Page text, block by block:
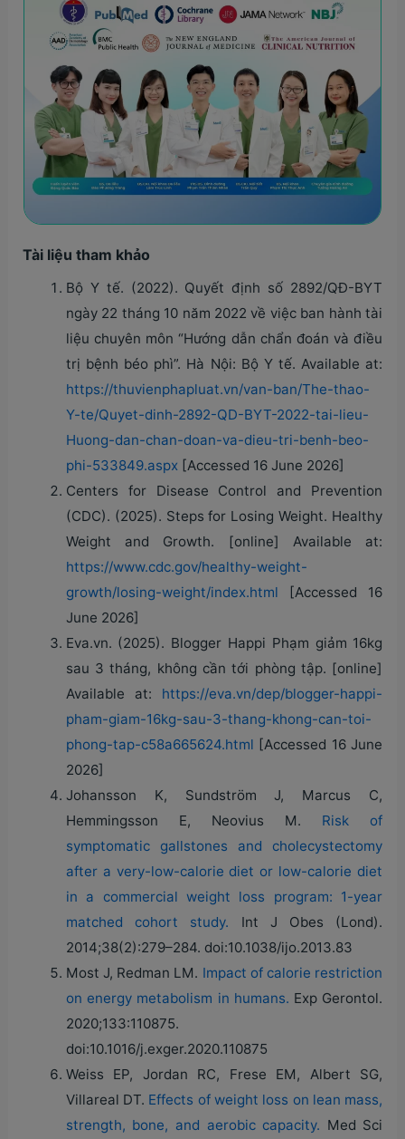
Tài liệu tham khảo
Bộ Y tế. (2022). Quyết định số 2892/QĐ-BYT
ngày 22 tháng 10 năm 2022 về việc ban hành tài
liệu chuyên môn “Hướng dẫn chẩn đoán và điều
trị bệnh béo phì”. Hà Nội: Bộ Y tế. Available at:
https://thuvienphapluat.vn/van-ban/The-thao-
Y-te/Quyet-dinh-2892-QD-BYT-2022-tai-lieu-
Huong-dan-chan-doan-va-dieu-tri-benh-beo-
phi-533849.aspx [Accessed 16 June 2026]
Centers for Disease Control and Prevention
(CDC). (2025). Steps for Losing Weight. Healthy
Weight and Growth. [online] Available at:
https://www.cdc.gov/healthy-weight-
growth/losing-weight/index.html
[Accessed 16
June 2026]
Eva.vn. (2025). Blogger Happi Phạm giảm 16kg
sau 3 tháng, không cần tới phòng tập. [online]
Available at: https://eva.vn/dep/blogger-happi-
pham-giam-16kg-sau-3-thang-khong-can-toi-
phong-tap-c58a665624.html [Accessed 16 June
2026]
Johansson K, Sundström J, Marcus C,
Hemmingsson E, Neovius M. Risk of
symptomatic gallstones and cholecystectomy
after a very-low-calorie diet or low-calorie diet
in a commercial weight loss program: 1-year
matched cohort study. Int J Obes (Lond).
2014;38(2):279–284. doi:10.1038/ijo.2013.83
Most J, Redman LM. Impact of calorie restriction
on energy metabolism in humans. Exp Gerontol.
2020;133:110875.
doi:10.1016/j.exger.2020.110875
Weiss EP, Jordan RC, Frese EM, Albert SG,
Villareal DT. Effects of weight loss on lean mass,
strength, bone, and aerobic capacity. Med Sci